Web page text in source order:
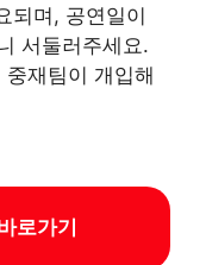
되며, 공연일이
서둘러주세요.
재팀이 개입해
로가기